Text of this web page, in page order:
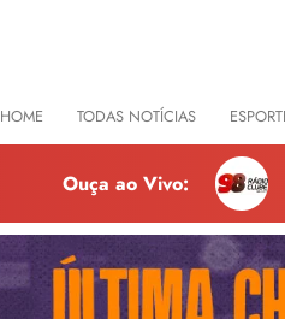
HOME TODAS NOTÍCIAS
Ouça ao Vivo: